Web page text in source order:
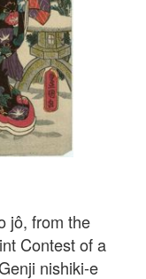
jô, from the
Contest of a
nishiki-e